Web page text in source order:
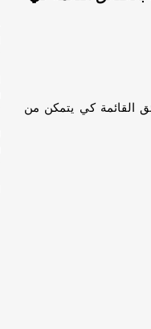
القائمة كي يتمكن من